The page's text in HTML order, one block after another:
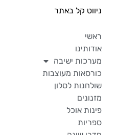
ניווט קל באתר
ראשי
אודותינו
מערכות ישיבה
כורסאות מעוצבות
שולחנות לסלון
מזנונים
פינות אוכל
ספריות